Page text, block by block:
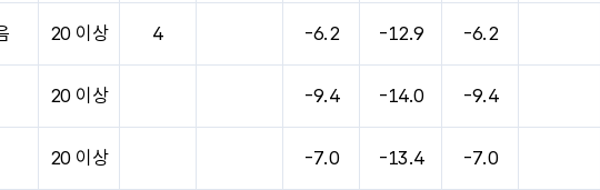
20 이상 4 -6.2 -12.9 -6.2
20 이상 -9.4 -14.0 -9.4
20 이상 -7.0 -13.4 -7.0